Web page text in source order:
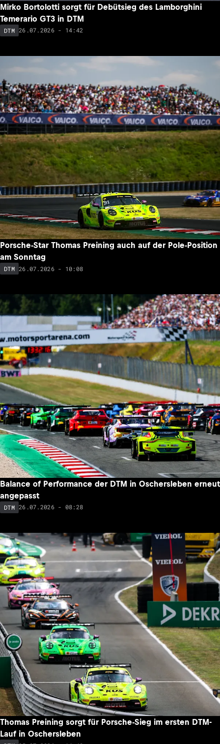
Mirko Bortolotti sorgt für Debütsieg des Lamborghini
Temerario GT3 in DTM
DTM 26.07.2026 - 14:42
Porsche-Star Thomas Preining auch auf der Pole-Position
am Sonntag
DTM 26.07.2026 - 10:08
Balance of Performance der DTM in Oschersleben erneut
angepasst
DTM 26.07.2026 - 08:28
Thomas Preining sorgt für Porsche-Sieg im ersten DTM-
Lauf in Oschersleben